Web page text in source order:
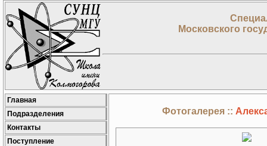
Московского
Главная
Подразделения
Контакты
Поступление
Фотогалерея ::